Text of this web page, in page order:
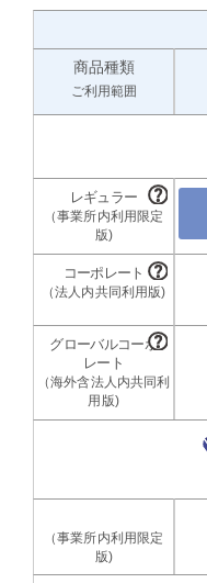
商品種類
ご利用範囲